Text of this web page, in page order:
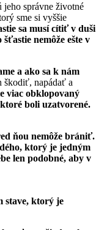
jeho správne životné
sme si vyššie
sa musí cítiť v duši
nemôže ešte v
a ako sa k nám
škodiť, napádať a
viac obklopovaný
boli uzatvorené.
ňou nemôže brániť.
ktorý je jedným
len podobné, aby v
stave, ktorý je